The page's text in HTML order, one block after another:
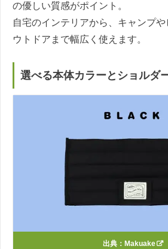
の優しい質感がポイント。
自宅のインテリアから、キャンプ
ウトドアまで幅広く使えます。
選べる本体カラーとショルダ
出典： Makuake